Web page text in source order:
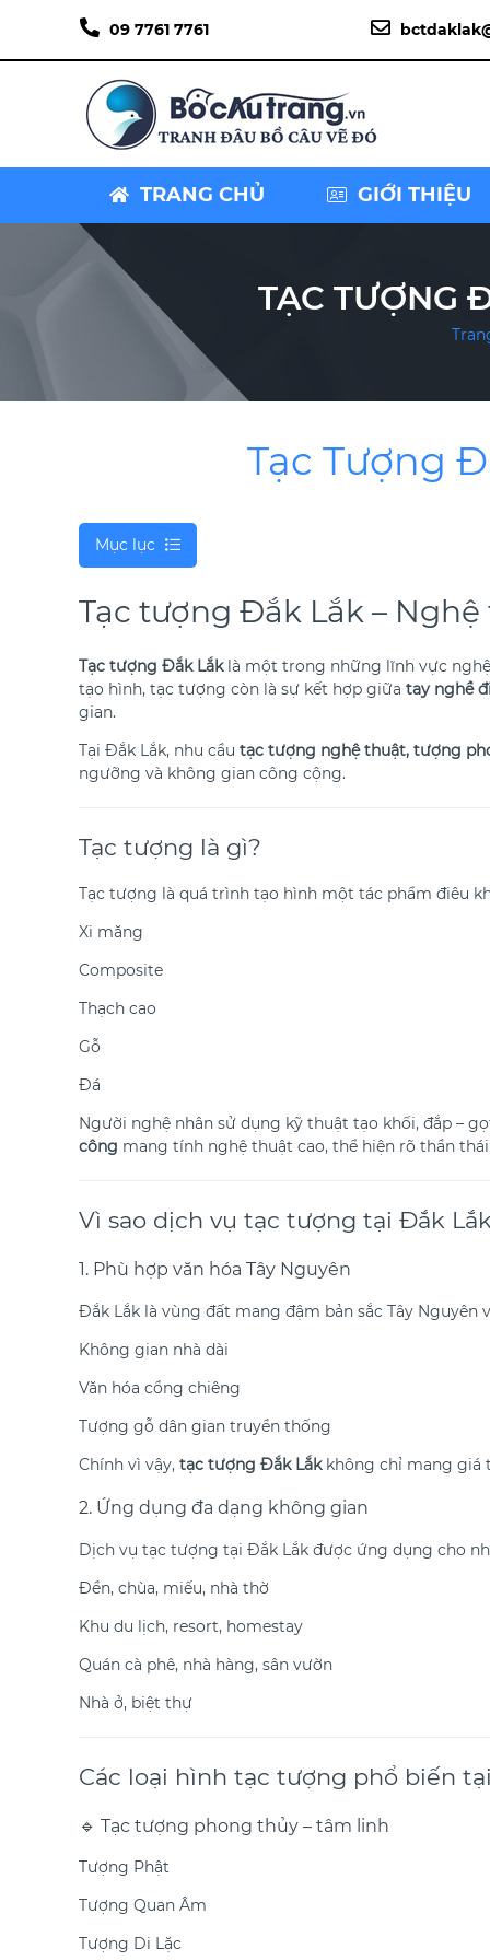
09 7761 7761
TRANG CHỦ GIỚI THIỆU
TẠC TƯỢNG
Tạc Tượng
Mục lục
Tạc tượng Đắk Lắk –
Tạc tượng Đắk Lắklà một trong những lĩnh vực
tạo hình, tạc tượng còn là sự kết hợp giữa tay nghề
gian.
Tại Đắk Lắk, nhu cầu tạc tượng nghệ thuật, tượng
ngưỡng và không gian công cộng.
Tạc tượng là gì?
Tạc tượng là quá trình tạo hình một tác phẩm điêu
Xi măng
Composite
Thạch cao
Gỗ
Đá
Người nghệ nhân sử dụng kỹ thuật tạo khối, đắp –
công mang tính nghệ thuật cao, thể hiện rõ thần thái
Vì sao dịch vụ tạc tượng tại Đắk
1. Phù hợp văn hóa Tây Nguyên
Đắk Lắk là vùng đất mang đậm bản sắc Tây Nguyên
Không gian nhà dài
Văn hóa cồng chiêng
Tượng gỗ dân gian truyền thống
Chính vì vậy, tạc tượng Đắk Lắkkhông chỉ mang giá
2. Ứng dụng đa dạng không gian
Dịch vụ tạc tượng tại Đắk Lắk được ứng dụng cho
Đền, chùa, miếu, nhà thờ
Khu du lịch, resort, homestay
Quán cà phê, nhà hàng, sân vườn
Nhà ở, biệt thự
Các loại hình tạc tượng phổ biến
🔹 Tạc tượng phong thủy – tâm linh
Tượng Phật
Tượng Quan Âm
Tượng Di Lặc